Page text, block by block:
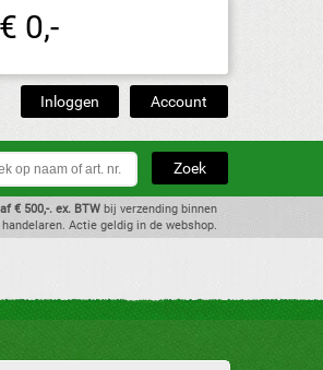
€ 0,-
Account
Inloggen
€ 500,-. ex. BTW bij verzending binnen
Actie geldig in de webshop.